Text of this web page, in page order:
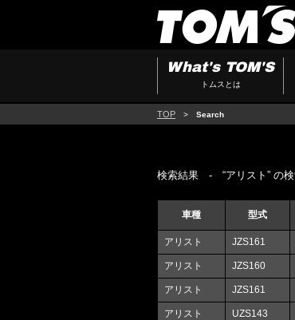
What's TOM'S
トムスとは
TOP > Search
検索結果 - “アリスト” の検
車種 型式
アリスト JZS161
アリスト JZS160
アリスト JZS161
アリスト UZS143